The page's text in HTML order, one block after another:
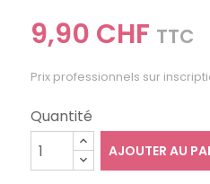
9,90 CHF TTC
Prix professionnels sur
Quantité
AJOUTER AU